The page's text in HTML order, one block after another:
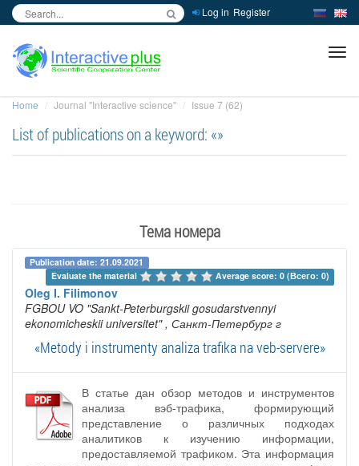
Log in Register
Home Journal "Interactive science" Issue 7 (62)
List of publications on a keyword: «»
Тема номера
Publication date: 21.09.2021
Evaluate the material
Average score: 0 (Всего: 0)
Oleg I. Filimonov
FGBOU VO "Sankt-Peterburgskii gosudarstvennyi
ekonomicheskii universitet" , Санкт-Петербург г
«Metody i instrumenty analiza trafika na veb-servere»
В статье дан обзор методов и инструментов
анализа вэб-трафика, формирующий
представление о различных подходах
аналитиков к изучению информации,
предоставляемой трафиком. Эта информация